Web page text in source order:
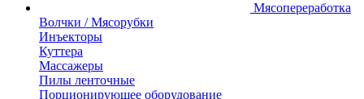
Мясопереработка
Волчки / Мясорубки
Инъекторы
Куттера
Массажеры
Пилы ленточные
Порционирующее оборудование